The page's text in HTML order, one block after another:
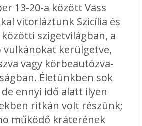
ismeretek, amiket
megszerezni, mint saját
révén nagyon sok
pénzért."
Cs. Gyula
tudom ajánlani
13-20-a között Vass
vitorláztunk Szicília és
közötti szigetvilágban, a
vulkánokat kerülgetve,
vagy körbeautózva-
Életünkben sok
ennyi idő alatt ilyen
ritkán volt részünk;
működő kráterének